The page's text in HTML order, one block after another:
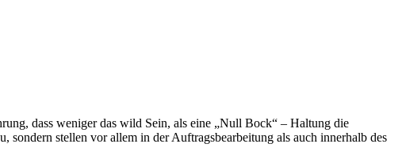
dass weniger das wild Sein, als eine „Null Bock“ – Haltung die
sondern stellen vor allem in der Auftragsbearbeitung als auch innerhalb des